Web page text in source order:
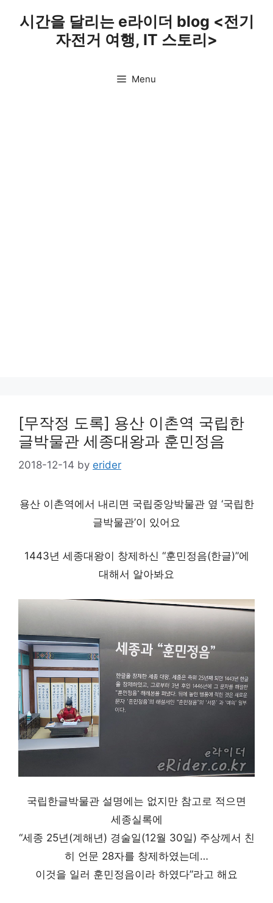
시간을 달리는 e라이더 blog <전기
자전거 여행, IT 스토리>
Menu
[무작정 도록] 용산 이촌역 국립한
글박물관 세종대왕과 훈민정음
2018-12-14 by erider
용산 이촌역에서 내리면 국립중앙박물관 옆 ‘국립한
글박물관’이 있어요
1443년 세종대왕이 창제하신 “훈민정음(한글)”에
대해서 알아봐요
국립한글박물관 설명에는 없지만 참고로 적으면
세종실록에
“세종 25년(계해년) 경술일(12월 30일) 주상께서 친
히 언문 28자를 창제하였는데…
이것을 일러 훈민정음이라 하였다”라고 해요